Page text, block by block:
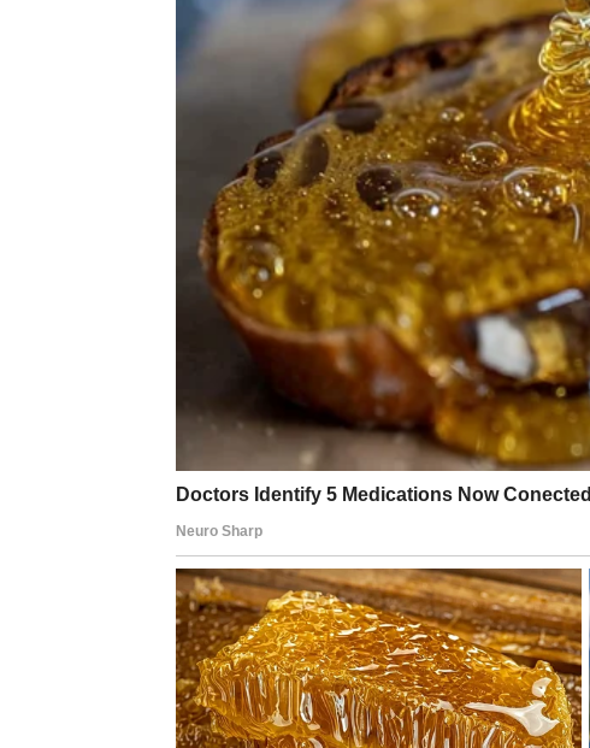
U školi je ispred škole postavljena tabla sa stihovima
zapaljene svijeće, poruke, crteži drugara i plišane
“i neka bude kraj i početak
sveta koji će imati njihovo ime i naše ruke
ovde gde je istorija progovorila na sav glas
ovde gde ostaviše svoju krv da svetli (…)”